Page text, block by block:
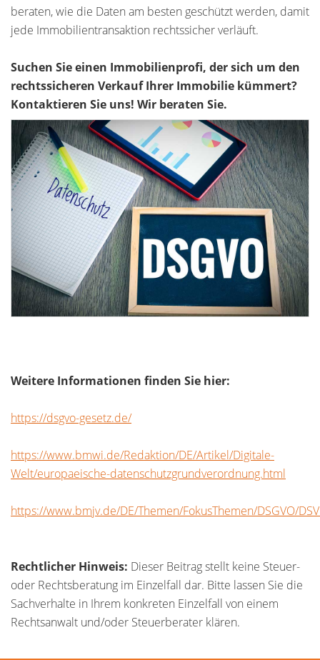
beraten, wie die Daten am besten geschützt werden, damit
jede Immobilientransaktion rechtssicher verläuft.
Suchen Sie einen Immobilienprofi, der sich um den
rechtssicheren Verkauf Ihrer Immobilie kümmert?
Kontaktieren Sie uns! Wir beraten Sie.
Weitere Informationen finden Sie hier:
https://dsgvo-gesetz.de/
https://www.bmwi.de/Redaktion/DE/Artikel/Digitale-
Welt/europaeische-datenschutzgrundverordnung.html
https://www.bmjv.de/DE/Themen/FokusThemen/DSGVO/
Rechtlicher Hinweis: Dieser Beitrag stellt keine Steuer-
oder Rechtsberatung im Einzelfall dar. Bitte lassen Sie die
Sachverhalte in Ihrem konkreten Einzelfall von einem
Rechtsanwalt und/oder Steuerberater klären.